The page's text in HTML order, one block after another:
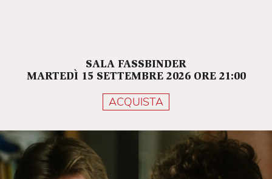
SALA FASSBINDER
MARTEDÌ 15 SETTEMBRE 2026 ORE 21:00
ACQUISTA